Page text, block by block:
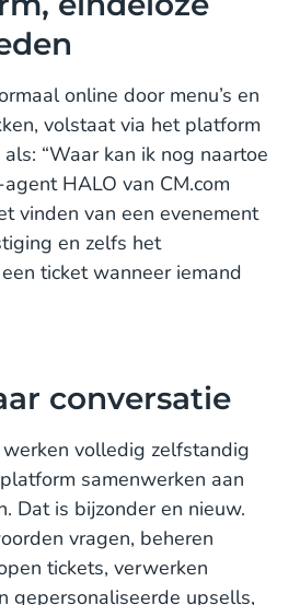
de eventwereld
naar andere branches
online door menu’s en
volstaat via het platform
“Waar kan ik nog naartoe
HALO van CM.com
vinden van een evenement
en zelfs het
ticket wanneer iemand
conversatie
volledig zelfstandig
samenwerken aan
Dat is bijzonder en nieuw.
vragen, beheren
tickets, verwerken
gepersonaliseerde upsells,